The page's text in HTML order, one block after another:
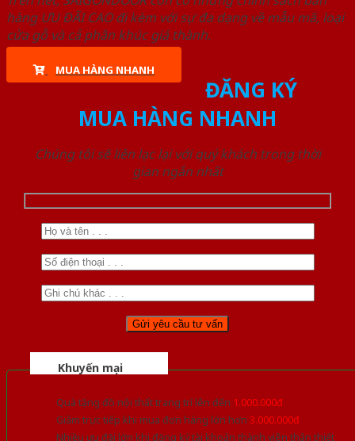
hàng ƯU ĐÃI CAO đi kèm với sự đa dạng về mẫu mã, loại
cửa gỗ và cả phân khúc giá thành.
MUA HÀNG NHANH
ĐĂNG KÝ
MUA HÀNG NHANH
Chúng tôi sẽ liên lạc lại với quý khách trong thời
gian ngắn nhất
Khuyến mại
Quà tặng đồ nội thất trang trí lên đến 1.000.000đ
Giảm trực tiếp khi mua đơn hàng lớn hơn 3.000.000đ
Nhiều ưu đãi lớn khi đăng ký tài khoản thành viên thân thiết